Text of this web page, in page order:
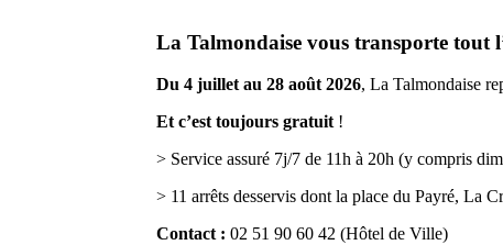
La Talmondaise vous transporte tout
Du 4 juillet au 28 août 2026, La Talmondaise
Et c’est toujours gratuit !
> Service assuré 7j/7 de 11h à 20h (y compris
> 11 arrêts desservis dont la place du Payré, La
Contact : 02 51 90 60 42 (Hôtel de Ville)